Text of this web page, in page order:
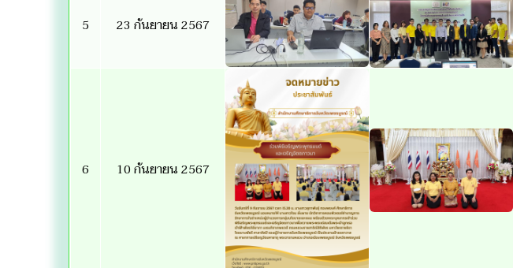
5 23 กันยายน 2567
6 10 กันยายน 2567